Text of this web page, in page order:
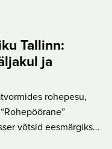
Tallinn:
ja
rohepesu,
võtsid eesmärgiks…